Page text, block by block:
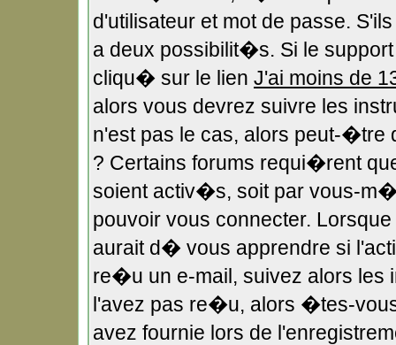
d'utilisateur et mot de passe.
a deux possibilit�s. Si le
cliqu� sur le lien J'ai moins de
alors vous devrez suivre les
n'est pas le cas, alors peut-
? Certains forums requi�rent
soient activ�s, soit par vous-
pouvoir vous connecter.
aurait d� vous apprendre si
re�u un e-mail, suivez alors les
l'avez pas re�u, alors �tes-
avez fournie lors de